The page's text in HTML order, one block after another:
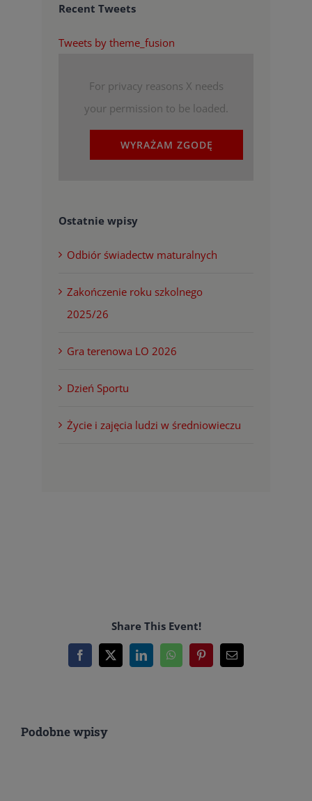
Recent Tweets
Tweets by theme_fusion
For privacy reasons X needs
your permission to be loaded.
WYRAŻAM ZGODĘ
Ostatnie wpisy
Odbiór świadectw maturalnych
Zakończenie roku szkolnego
2025/26
Gra terenowa LO 2026
Dzień Sportu
Życie i zajęcia ludzi w średniowieczu
Share This Event!
Facebook
X LinkedInWhatsAppPinterestEmail
Podobne wpisy